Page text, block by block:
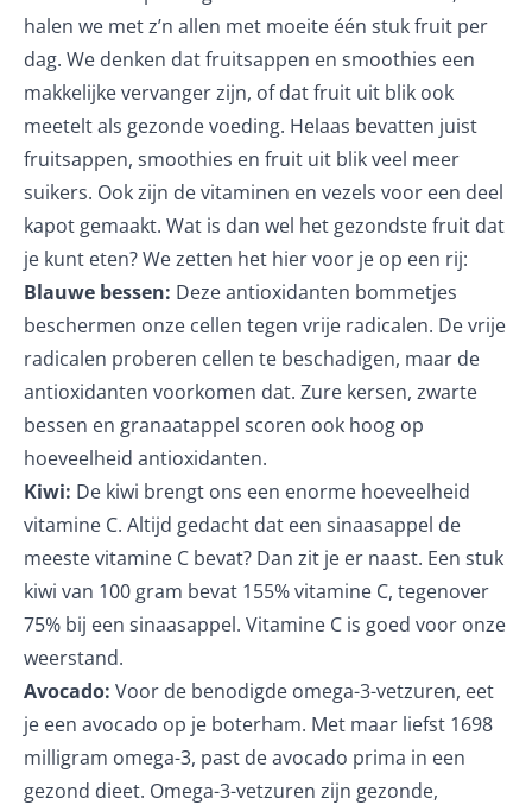
halen we met z’n allen met moeite één stuk fruit per
dag. We denken dat fruitsappen en smoothies een
makkelijke vervanger zijn, of dat fruit uit blik ook
meetelt als gezonde voeding. Helaas bevatten juist
fruitsappen, smoothies en fruit uit blik veel meer
suikers. Ook zijn de vitaminen en vezels voor een deel
kapot gemaakt. Wat is dan wel het gezondste fruit dat
je kunt eten? We zetten het hier voor je op een rij:
Blauwe bessen: Dezeantioxidanten bommetjes
beschermen onze cellen tegen vrije radicalen. De vrije
radicalen proberen cellen te beschadigen, maar de
antioxidanten voorkomen dat. Zure kersen, zwarte
bessen en granaatappel scoren ook hoog op
hoeveelheid antioxidanten.
Kiwi: De kiwi brengt ons een enorme hoeveelheid
vitamine C. Altijd gedacht dat een sinaasappel de
meeste vitamine C bevat? Dan zit je er naast. Een stuk
kiwi van 100 gram bevat 155% vitamine C, tegenover
75% bij een sinaasappel. Vitamine C is goed voor onze
weerstand.
Avocado: Voor de benodigde omega-3-vetzuren, eet
je een avocado op je boterham. Met maar liefst 1698
milligram omega-3, past de avocado prima in een
gezond dieet. Omega-3-vetzuren zijn gezonde,